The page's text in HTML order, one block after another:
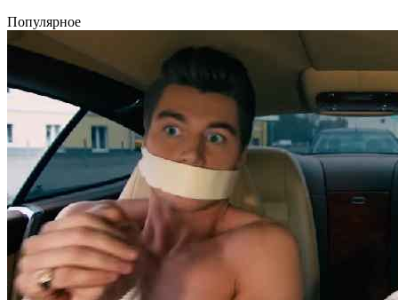
Популярное